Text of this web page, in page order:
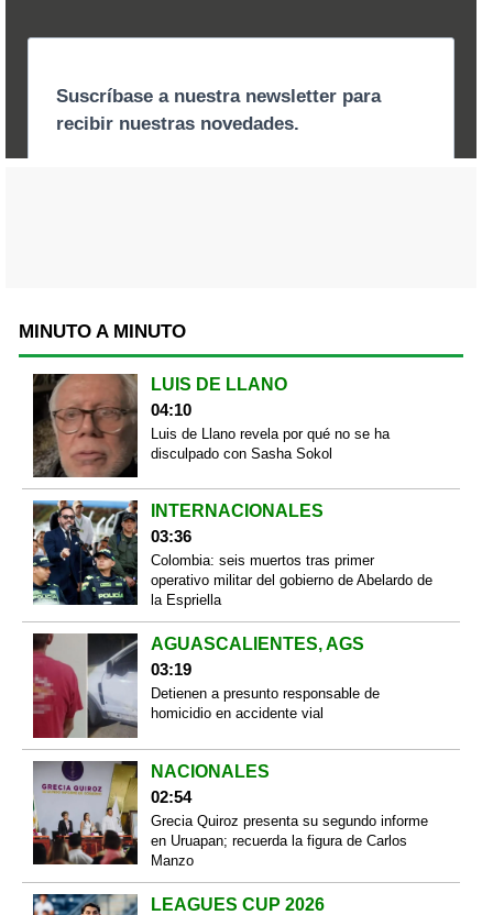
MINUTO A MINUTO
LUIS DE LLANO
04:10
Luis de Llano revela por qué no se ha
disculpado con Sasha Sokol
INTERNACIONALES
03:36
Colombia: seis muertos tras primer
operativo militar del gobierno de Abelardo de
la Espriella
AGUASCALIENTES, AGS
03:19
Detienen a presunto responsable de
homicidio en accidente vial
NACIONALES
02:54
Grecia Quiroz presenta su segundo informe
en Uruapan; recuerda la figura de Carlos
Manzo
LEAGUES CUP 2026